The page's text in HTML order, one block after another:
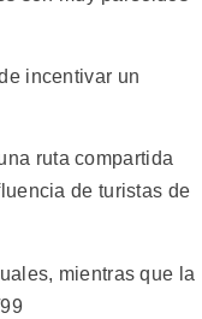
incentivar un
ruta compartida
de turistas de
mientras que la